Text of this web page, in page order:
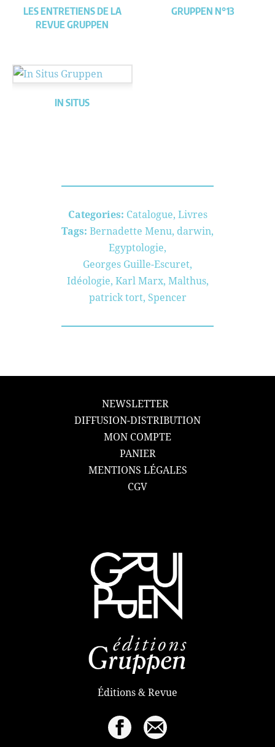
LES ENTRETIENS DE LA
REVUE GRUPPEN
GRUPPEN N°13
IN SITUS
Categories: Catalogue, Livres
Tags: Bernadette Menu, darwin,
Egyptologie,
Georges Guille-Escuret,
Idéologie, Karl Marx, Malthus,
patrick tort, Spencer
NEWSLETTER
DIFFUSION-DISTRIBUTION
MON COMPTE
PANIER
MENTIONS LÉGALES
CGV
Éditions & Revue